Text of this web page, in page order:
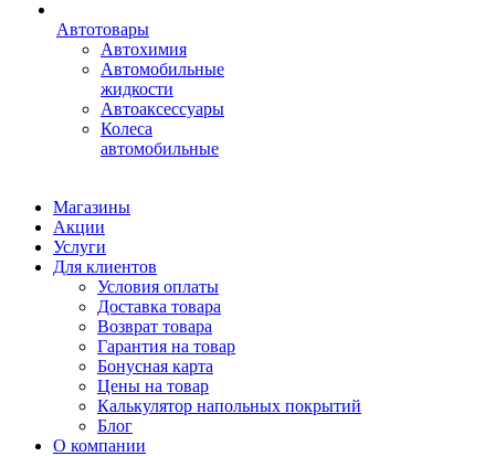
Автотовары
Автохимия
Автомобильные
жидкости
Автоаксессуары
Колеса
автомобильные
Магазины
Акции
Услуги
Для клиентов
Условия оплаты
Доставка товара
Возврат товара
Гарантия на товар
Бонусная карта
Цены на товар
Калькулятор напольных покрытий
Блог
О компании